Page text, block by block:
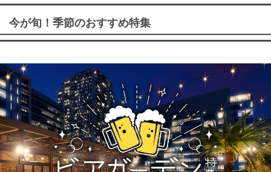
今が旬！季節のおすすめ特集